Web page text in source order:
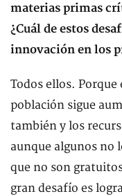
materias primas
¿Cuál de estos
innovación en los
Todos ellos.
población sigue
también y los
aunque algunos no
que no son
gran desafío es